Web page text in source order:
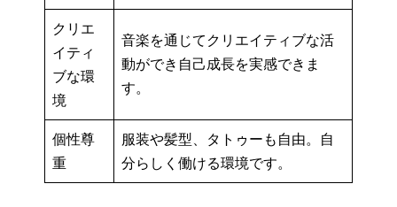
クリエ
イティ
ブな環
境
音楽を通じてクリエイティブな活
動ができ自己成長を実感できま
す。
個性尊
重
服装や髪型、タトゥーも自由。自
分らしく働ける環境です。